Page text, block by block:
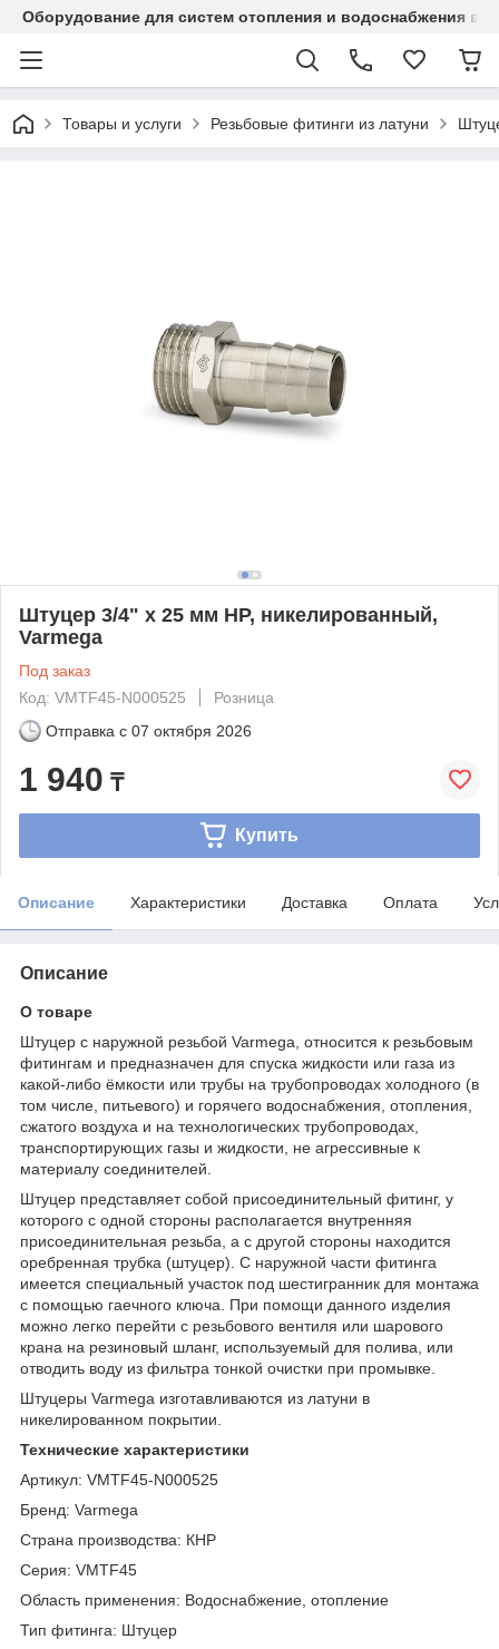
Оборудование для систем отопления и водоснабжения в
Товары и услуги Резьбовые фитинги из латуни
Штуцер 3/4" x 25 мм НР, никелированный,
Varmega
Под заказ
Код: VMTF45-N000525
Розница
Отправка с 07 октября 2026
1 940 ₸
Купить
Описание Характеристики Доставка Оплата
Описание
О товаре
Штуцер с наружной резьбой Varmega, относится к резьбовым
фитингам и предназначен для спуска жидкости или газа из
какой-либо ёмкости или трубы на трубопроводах холодного (в
том числе, питьевого) и горячего водоснабжения, отопления,
сжатого воздуха и на технологических трубопроводах,
транспортирующих газы и жидкости, не агрессивные к
материалу соединителей.
Штуцер представляет собой присоединительный фитинг, у
которого с одной стороны располагается внутренняя
присоединительная резьба, а с другой стороны находится
оребренная трубка (штуцер). С наружной части фитинга
имеется специальный участок под шестигранник для монтажа
с помощью гаечного ключа. При помощи данного изделия
можно легко перейти с резьбового вентиля или шарового
крана на резиновый шланг, используемый для полива, или
отводить воду из фильтра тонкой очистки при промывке.
Штуцеры Varmega изготавливаются из латуни в
никелированном покрытии.
Технические характеристики
Артикул: VMTF45-N000525
Бренд: Varmega
Страна производства: КНР
Серия: VMTF45
Область применения: Водоснабжение, отопление
Тип фитинга: Штуцер